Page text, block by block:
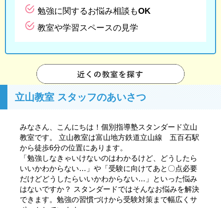
勉強に関するお悩み相談もOK
教室や学習スペースの見学
立山教室 スタッフのあいさつ
みなさん、こんにちは！個別指導塾スタンダード立山
教室です。 立山教室は富山地方鉄道立山線 五百石駅
から徒歩6分の位置にあります。
「勉強しなきゃいけないのはわかるけど、どうしたら
いいかわからない…」や「受験に向けてあと〇点必要
だけどどうしたらいいかわからない…」といった悩み
はないですか？ スタンダードではそんなお悩みを解決
できます。勉強の習慣づけから受験対策まで幅広くサ